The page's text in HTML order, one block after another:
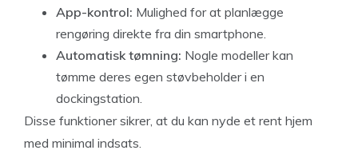
App-kontrol: Mulighed for at planlægge
rengøring direkte fra din smartphone.
Automatisk tømning: Nogle modeller kan
tømme deres egen støvbeholder i en
dockingstation.
Disse funktioner sikrer, at du kan nyde et rent hjem
med minimal indsats.